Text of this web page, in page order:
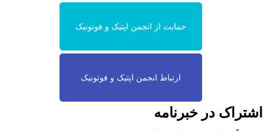
حمایت از انجمن اپتیک و فوتونیک
ارتباط انجمن اپتیک و فوتونیک
در خبرنامه